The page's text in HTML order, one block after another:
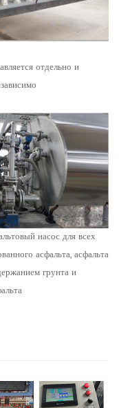
отдельно и
насос для всех
асфальта, асфальта
грунта и